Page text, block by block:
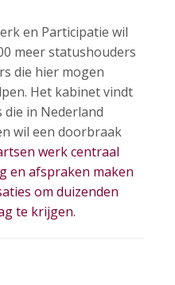
en Participatie wil
meer statushouders
die hier mogen
Het kabinet vindt
in Nederland
wil een doorbraak
werk centraal
en afspraken maken
om duizenden
te krijgen.